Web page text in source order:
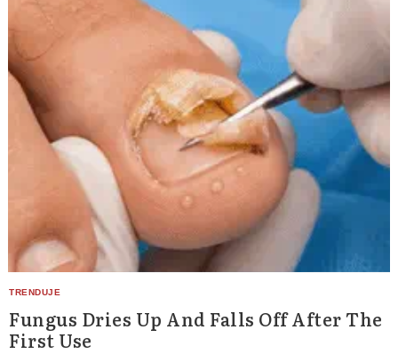
Fungus Dries Up And Falls Off After The
First Use
Search